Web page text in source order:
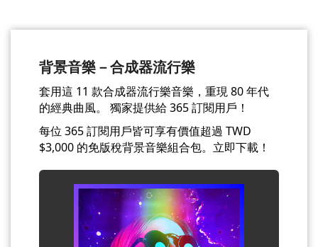
背景音樂－合成器流行樂
套用這 11 款合成器流行樂音樂，重現 80 年代
的經典曲風。 獨家提供給 365 訂閱用戶！
每位 365 訂閱用戶皆可享有價值超過 TWD
$3,000 的免版稅背景音樂組合包。立即下載！